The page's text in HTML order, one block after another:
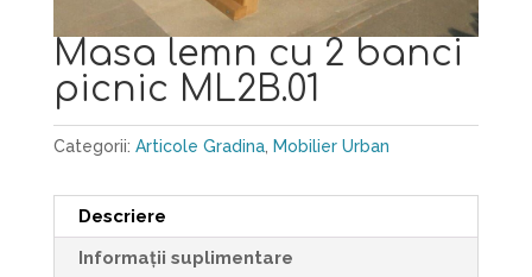
Masa lemn cu 2 banci
picnic ML2B.01
Categorii: Articole Gradina, Mobilier Urban
Descriere
Informații suplimentare